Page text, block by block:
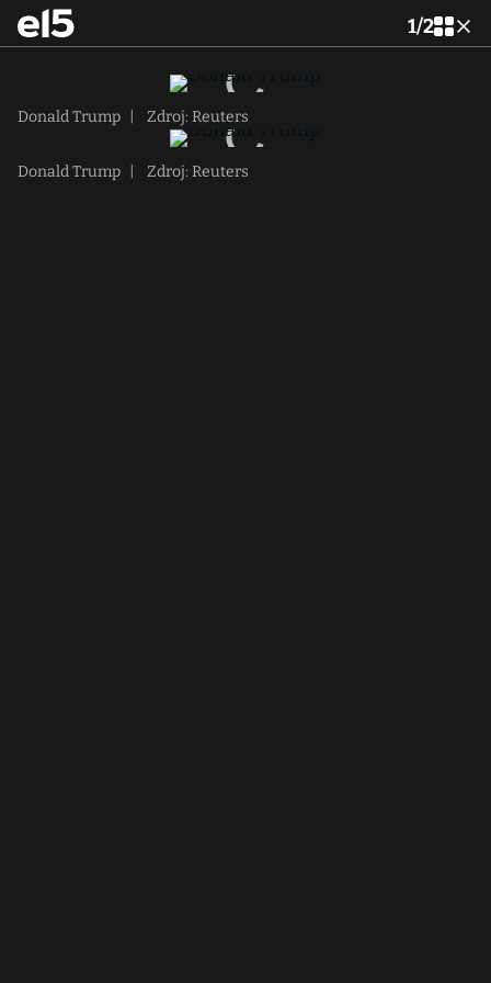
1/2
Donald Trump Zdroj: Reuters
Donald Trump Zdroj: Reuters